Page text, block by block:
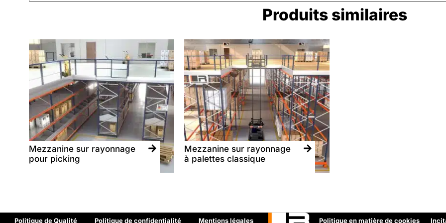
Produits similaires
Mezzanine sur rayonnage
pour picking
Mezzanine sur rayonnage
à palettes classique
Politique de Qualité Politique de confidentialité Mentions légales Politique en matière de cookies